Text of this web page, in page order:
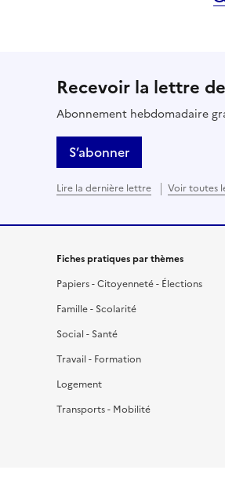
Recevoir la lettre
Abonnement hebdomadaire
S’abonner
Lire la dernière lettre Voir toutes
Fiches pratiques par thèmes
Papiers - Citoyenneté - Élections
Famille - Scolarité
Social - Santé
Travail - Formation
Logement
Transports - Mobilité